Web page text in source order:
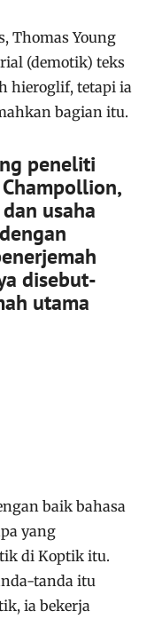
Thomas Young
(demotik) teks
hieroglif, tetapi ia
bagian itu.
peneliti
usaha
disebut-
utama
baik bahasa
yang
di Koptik itu.
tanda itu
ia bekerja